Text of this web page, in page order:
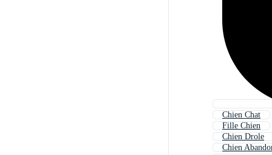
Chien Chat
Fille Chien
Chien Drole
Chien